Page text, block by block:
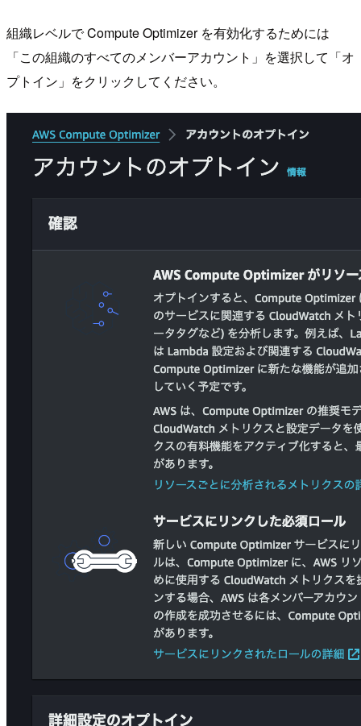
組織レベルで Compute Optimizer を有効化するためには
「この組織のすべてのメンバーアカウント」を選択して「オ
プトイン」をクリックしてください。